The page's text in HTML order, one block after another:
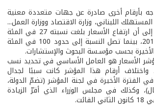
بأرقام أخرى صادرة عن جهات متعددة معنية
اللبناني، وزارة الاقتصاد ووزارة العمل...
التي تشير أرقامها إلى أن ارتفاع الأسعار بلغت نسبته 27 في المئة
تقريبًا بين 2008 و2011، بينما تصل النسبة إلى حدود 100 في المئة
مؤشر الأسعار هو العامل الأساسي في تحديد نسب
واختلاف أرقام هذا المؤشر كانت سببًا لجدال
الفترة الأخيرة في لجنة المؤشر (تضمّ الدولة،
وكذلك في مجلس الوزراء الذي أقرّ الزيادة